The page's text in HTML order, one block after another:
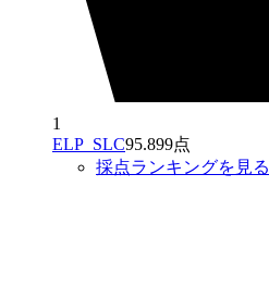
1
ELP_SLC95.899点
採点ランキングを見る